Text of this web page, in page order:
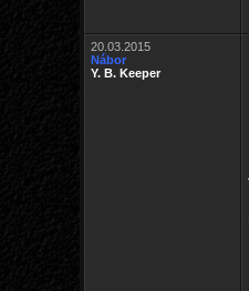
20.03.2015
Nábor
Y. B. Keeper